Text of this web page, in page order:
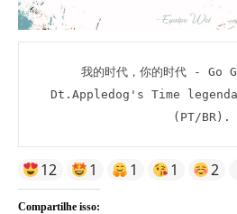
我的时代，你的时代 - Go
Dt.Appledog's Time
(PT/BR).
12 1 1 1 2
Compartilhe isso: